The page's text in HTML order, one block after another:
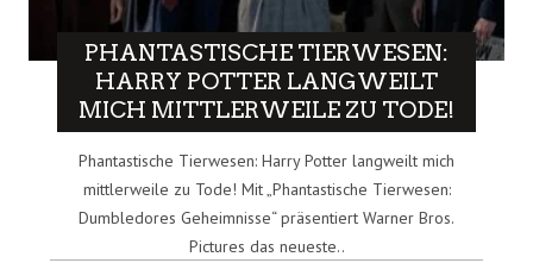
PHANTASTISCHE TIERWESEN:
HARRY POTTER LANGWEILT
MICH MITTLERWEILE ZU TODE!
Phantastische Tierwesen: Harry Potter langweilt mich
mittlerweile zu Tode! Mit „Phantastische Tierwesen:
Dumbledores Geheimnisse“ präsentiert Warner Bros.
Pictures das neueste..